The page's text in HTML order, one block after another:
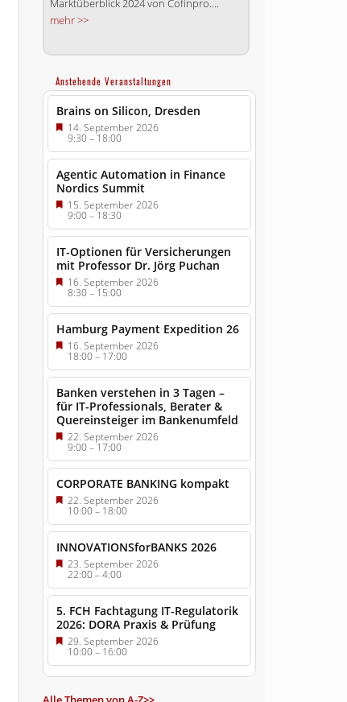
Marktüberblick 2024 von Cofinpro....
mehr >>
Anstehende Veranstaltungen
Brains on Silicon, Dresden
14. September 2026
9:30–18:00
Agentic Automation in Finance
Nordics Summit
15. September 2026
9:00–18:30
IT-Optionen für Versicherungen
mit Professor Dr. Jörg Puchan
16. September 2026
8:30–15:00
Hamburg Payment Expedition 26
16. September 2026
18:00– 17:00
Banken verstehen in 3 Tagen –
für IT-Professionals, Berater &
Quereinsteiger im Bankenumfeld
22. September 2026
9:00–17:00
CORPORATE BANKING kompakt
22. September 2026
10:00– 18:00
INNOVATIONSforBANKS 2026
23. September 2026
22:00–4:00
5. FCH Fachtagung IT-Regulatorik
2026: DORA Praxis & Prüfung
29. September 2026
10:00– 16:00